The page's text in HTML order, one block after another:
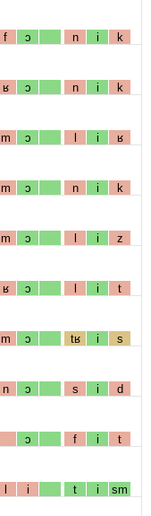
f ɔ n i k
ʁ ɔ n i k
m ɔ l i ʁ
m ɔ n i k
m ɔ l i z
ʁ ɔ l i t
m ɔ tʁ i s
n ɔ s i d
ɔ f i t
l i t i sm